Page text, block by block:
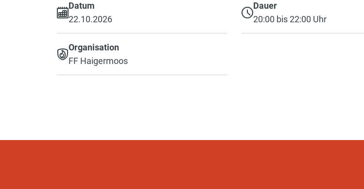
Datum
22.10.2026
Dauer
20:00 bis 22:00 Uhr
Organisation
FF Haigermoos